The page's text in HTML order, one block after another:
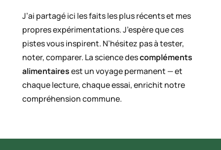
J’ai partagé ici les faits les plus récents et mes
propres expérimentations. J’espère que ces
pistes vous inspirent. N’hésitez pas à tester,
noter, comparer. La science descompléments
alimentairesest un voyage permanent — et
chaque lecture, chaque essai, enrichit notre
compréhension commune.